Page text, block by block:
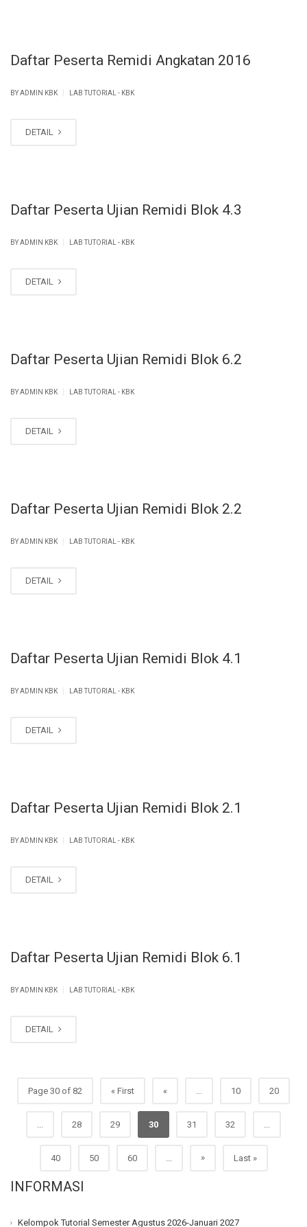
Daftar Peserta Remidi Angkatan 2016
BY ADMIN KBK LAB TUTORIAL - KBK
DETAIL
Daftar Peserta Ujian Remidi Blok 4.3
BY ADMIN KBK LAB TUTORIAL - KBK
DETAIL
Daftar Peserta Ujian Remidi Blok 6.2
BY ADMIN KBK LAB TUTORIAL - KBK
DETAIL
Daftar Peserta Ujian Remidi Blok 2.2
BY ADMIN KBK LAB TUTORIAL - KBK
DETAIL
Daftar Peserta Ujian Remidi Blok 4.1
BY ADMIN KBK LAB TUTORIAL - KBK
DETAIL
Daftar Peserta Ujian Remidi Blok 2.1
BY ADMIN KBK LAB TUTORIAL - KBK
DETAIL
Daftar Peserta Ujian Remidi Blok 6.1
BY ADMIN KBK LAB TUTORIAL - KBK
DETAIL
Page 30 of 82 « First « ... 10 20
... 28 29 30 31 32 ...
40 50 60 ... » Last »
INFORMASI
Kelompok Tutorial Semester Agustus 2026-Januari 2027